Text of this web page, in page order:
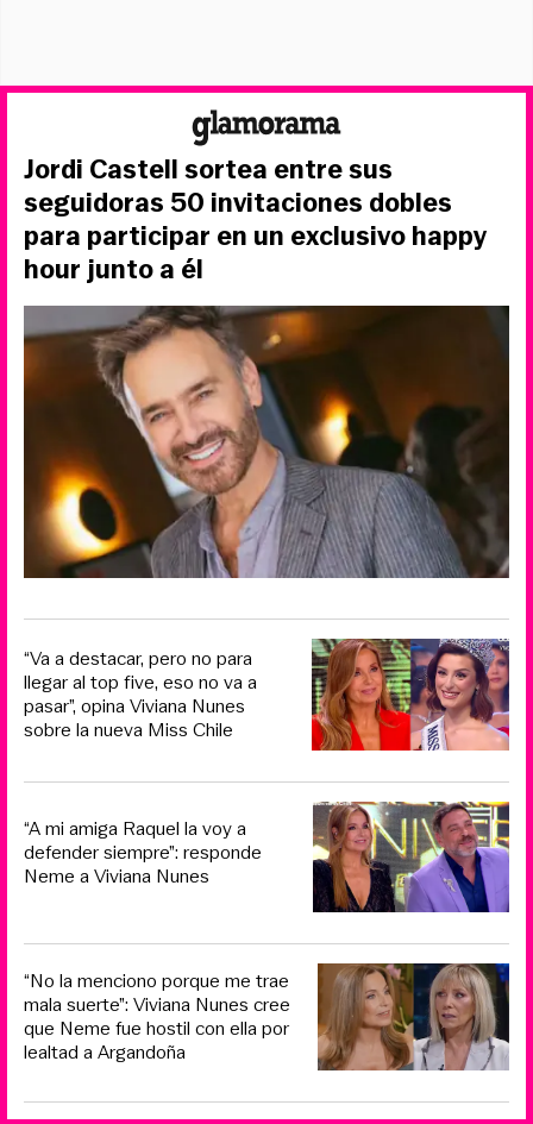
Jordi Castell sortea entre sus
seguidoras 50 invitaciones dobles
para participar en un exclusivo happy
hour junto a él
“Va a destacar, pero no para
llegar al top five, eso no va a
pasar”, opina Viviana Nunes
sobre la nueva Miss Chile
“A mi amiga Raquel la voy a
defender siempre”: responde
Neme a Viviana Nunes
“No la menciono porque me trae
mala suerte”: Viviana Nunes cree
que Neme fue hostil con ella por
lealtad a Argandoña